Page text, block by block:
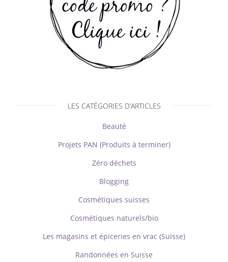
LES CATÉGORIES D’ARTICLES
Beauté
Projets PAN (Produits à terminer)
Zéro déchets
Blogging
Cosmétiques suisses
Cosmétiques naturels/bio
Les magasins et épiceries en vrac (Suisse)
Randonnées en Suisse